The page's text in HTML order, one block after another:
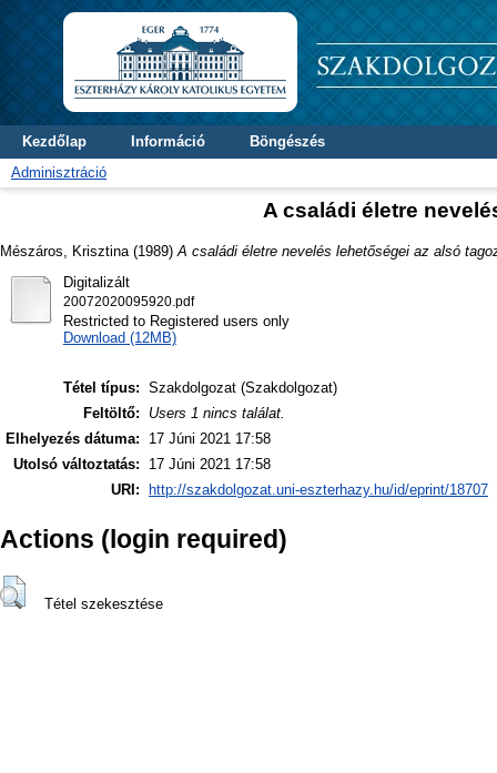
Kezdőlap Információ
Böngészés
Adminisztráció
A családi életre
Mészáros, Krisztina (1989) A családi életre nevelés lehetőségei az alsó
Digitalizált
20072020095920.pdf
Restricted to Registered users only
Download (12MB)
Tétel típus: Szakdolgozat (Szakdolgozat)
Feltöltő:
Users 1 nincs találat.
Elhelyezés dátuma:
17 Júni 2021 17:58
Utolsó változtatás:
17 Júni 2021 17:58
URI:
http://szakdolgozat.uni-eszterhazy.hu/id/eprint/18707
Actions (login required)
Tétel szekesztése